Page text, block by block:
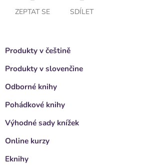
ZEPTAT SE SDÍLET
Produkty v češtině
Produkty v slovenčine
Odborné knihy
Pohádkové knihy
Výhodné sady knížek
Online kurzy
Eknihy